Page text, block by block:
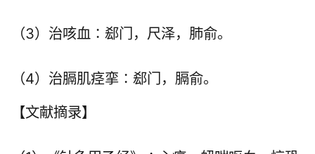
（3）治咳血∶郄门，尺泽，肺俞。
（4）治膈肌痉挛∶郄门，膈俞。
【文献摘录】